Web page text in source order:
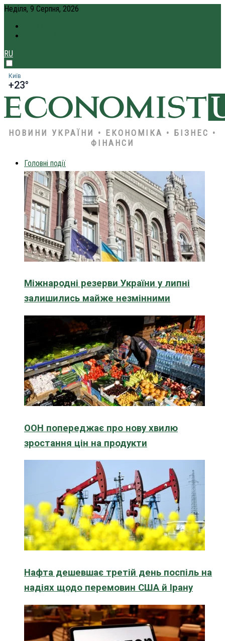
Неділя, 9 Серпня, 2026
RU
Київ
+23°
НОВИНИ УКРАЇНИ • ЕКОНОМІКА • БІЗНЕС •
ФІНАНСИ
Головні події
Міжнародні резерви України у липні
залишились майже незмінними
ООН попереджає про нову хвилю
зростання цін на продукти
Нафта дешевшає третій день поспіль на
надіях щодо перемовин США й Ірану